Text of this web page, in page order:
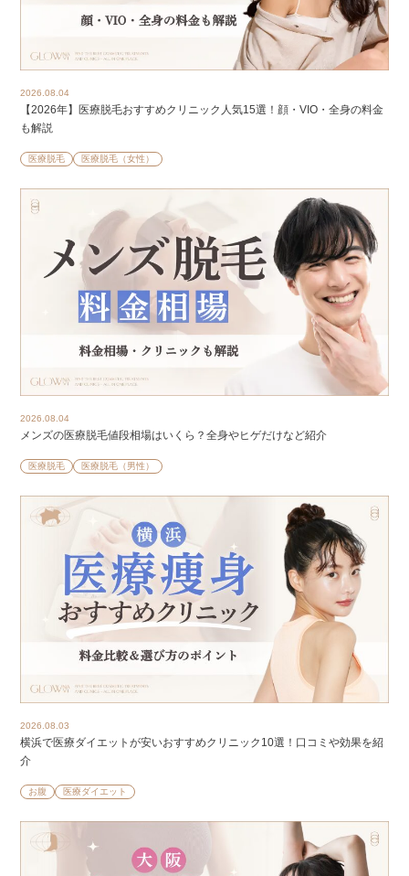
2026.08.04
【2026年】医療脱毛おすすめクリニック人気15選！顔・VIO・全身の料金
も解説
医療脱毛 医療脱毛（女性）
2026.08.04
メンズの医療脱毛値段相場はいくら？全身やヒゲだけなど紹介
医療脱毛 医療脱毛（男性）
2026.08.03
横浜で医療ダイエットが安いおすすめクリニック10選！口コミや効果を紹
介
お腹 医療ダイエット